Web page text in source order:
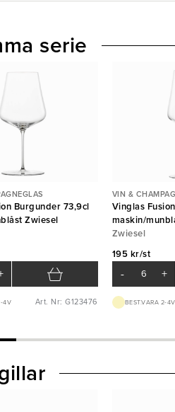
Burgunder 73,9cl
Zwiesel
4V Art. Nr: G123476
VIN &
Vinglas
maskin/
Zwiesel
195 kr/st
- +
BEST.VARA 2-4V
serie